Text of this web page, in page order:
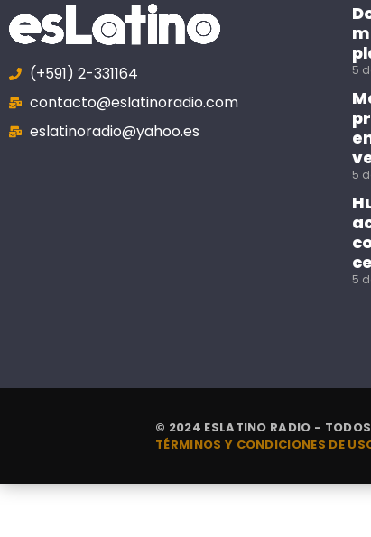
(+591) 2-331164
contacto@eslatinoradio.com
eslatinoradio@yahoo.es
5
5
5
© 2024 ESLATINO RADIO - TODOS
TÉRMINOS Y CONDICIONES DE